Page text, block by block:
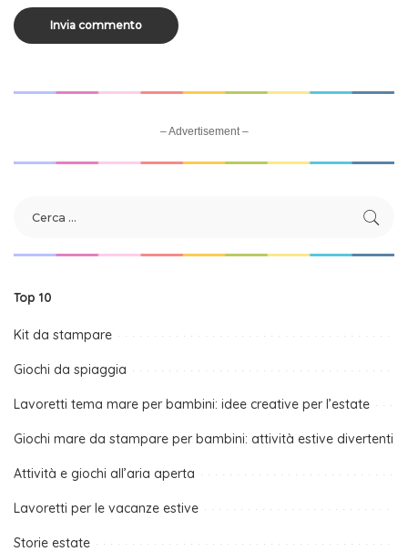
– Advertisement –
Top 10
Kit da stampare
Giochi da spiaggia
Lavoretti tema mare per bambini: idee creative per l’estate
Giochi mare da stampare per bambini: attività estive divertenti
Attività e giochi all’aria aperta
Lavoretti per le vacanze estive
Storie estate